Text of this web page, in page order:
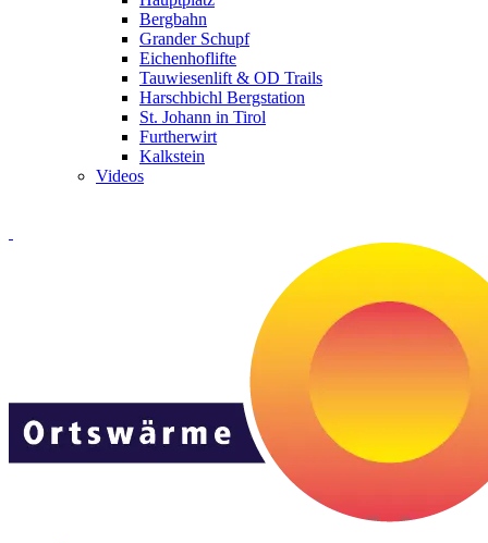
Bergbahn
Grander Schupf
Eichenhoflifte
Tauwiesenlift & OD Trails
Harschbichl Bergstation
St. Johann in Tirol
Furtherwirt
Kalkstein
Videos